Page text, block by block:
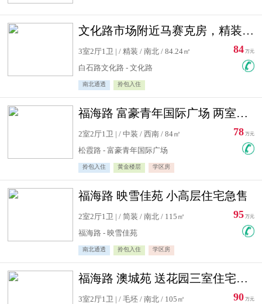
文化路市场附近马赛克房，精装修三居室，南北通透，实用面积大
3室2厅1卫 | / 精装 / 南北 / 84.24㎡
白石路文化路 - 文化路
南北通透 拎包入住
84 万元
福海路 富豪青年国际广场 两室住宅急售
2室2厅1卫 | / 中装 / 西南 / 84㎡
松霞路 - 富豪青年国际广场
拎包入住 黄金楼层 学区房
78 万元
福海路 映雪佳苑 小高层住宅急售
2室2厅1卫 | / 简装 / 南北 / 115㎡
福海路 - 映雪佳苑
南北通透 拎包入住 学区房
95 万元
福海路 澳城苑 送花园三室住宅急售
3室2厅1卫 | / 毛坯 / 南北 / 105㎡
90 万元